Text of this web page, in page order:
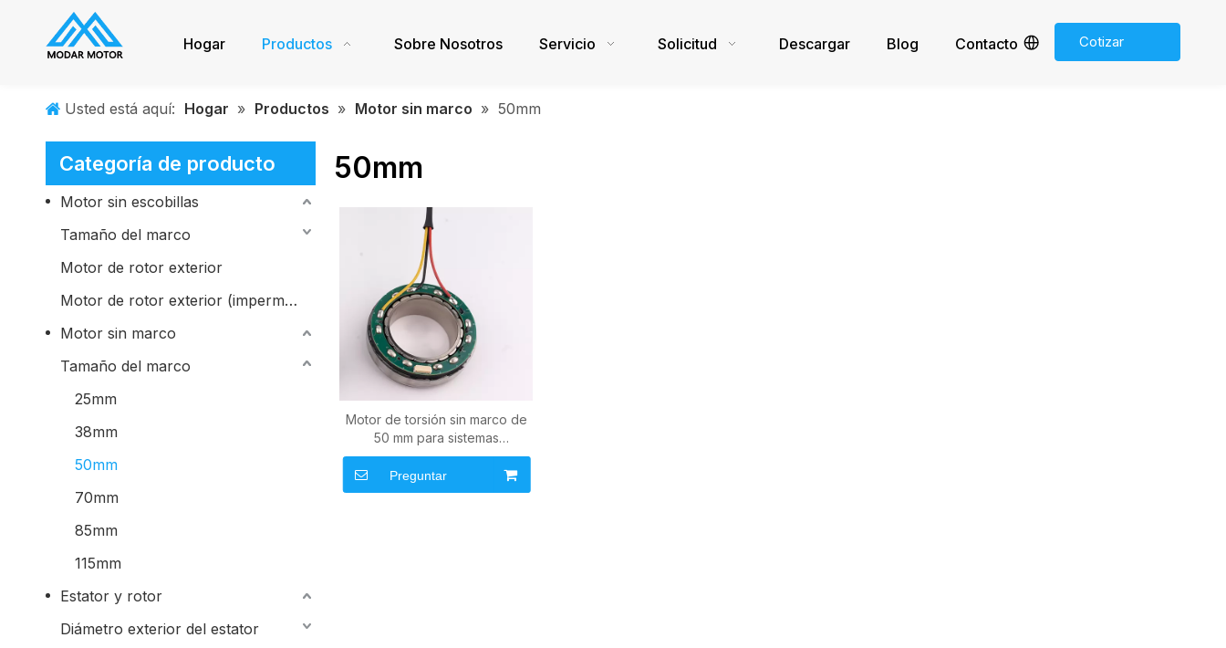
Hogar Productos Sobre Nosotros Servicio Solicitud Descargar Blog Contacto Cotizar
Usted está aquí: Hogar » Productos » Motor sin marco » 50mm
Categoría de producto
Motor sin escobillas
Tamaño del marco
Motor de rotor exterior
Motor de rotor exterior (impermeable)
Motor sin marco
Tamaño del marco
25mm
38mm
50mm
70mm
85mm
115mm
Estator y rotor
Diámetro exterior del estator
50mm
Motor de torsión sin marco de
50 mm para sistemas
industriales de accionamiento
directo
Preguntar